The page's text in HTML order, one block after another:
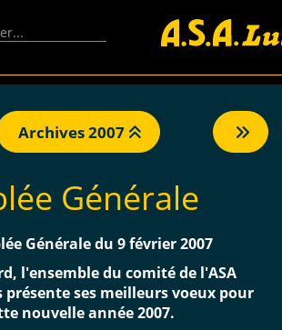
Archives 2007
Générale
Générale du 9 février 2007
l'ensemble du comité de l'ASA
présente ses meilleurs voeux pour
nouvelle année 2007.